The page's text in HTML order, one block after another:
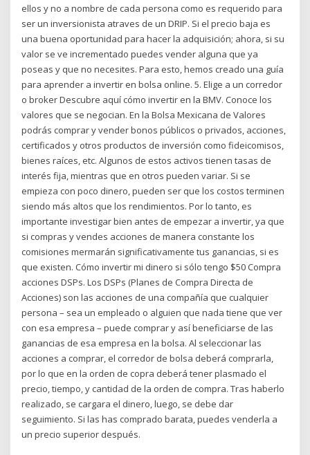
ellos y no a nombre de cada persona como es requerido para
ser un inversionista atraves de un DRIP. Si el precio baja es
una buena oportunidad para hacer la adquisición; ahora, si su
valor se ve incrementado puedes vender alguna que ya
poseas y que no necesites. Para esto, hemos creado una guía
para aprender a invertir en bolsa online. 5. Elige a un corredor
o broker Descubre aquí cómo invertir en la BMV. Conoce los
valores que se negocian. En la Bolsa Mexicana de Valores
podrás comprar y vender bonos públicos o privados, acciones,
certificados y otros productos de inversión como fideicomisos,
bienes raíces, etc. Algunos de estos activos tienen tasas de
interés fija, mientras que en otros pueden variar. Si se
empieza con poco dinero, pueden ser que los costos terminen
siendo más altos que los rendimientos. Por lo tanto, es
importante investigar bien antes de empezar a invertir, ya que
si compras y vendes acciones de manera constante los
comisiones mermarán significativamente tus ganancias, si es
que existen. Cómo invertir mi dinero si sólo tengo $50 Compra
acciones DSPs. Los DSPs (Planes de Compra Directa de
Acciones) son las acciones de una compañía que cualquier
persona – sea un empleado o alguien que nada tiene que ver
con esa empresa – puede comprar y así beneficiarse de las
ganancias de esa empresa en la bolsa. Al seleccionar las
acciones a comprar, el corredor de bolsa deberá comprarla,
por lo que en la orden de copra deberá tener plasmado el
precio, tiempo, y cantidad de la orden de compra. Tras haberlo
realizado, se cargara el dinero, luego, se debe dar
seguimiento. Si las has comprado barata, puedes venderla a
un precio superior después.